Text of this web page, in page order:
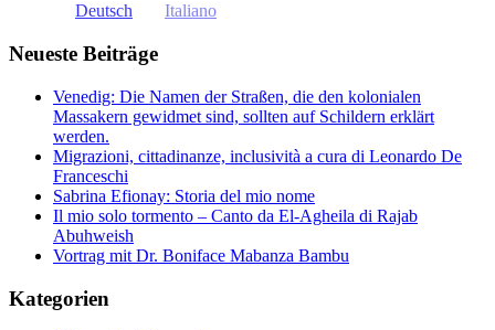
Deutsch Italiano
Neueste Beiträge
Venedig: Die Namen der Straßen, die den kolonialen
Massakern gewidmet sind, sollten auf Schildern erklärt
werden.
Migrazioni, cittadinanze, inclusività a cura di Leonardo De
Franceschi
Sabrina Efionay: Storia del mio nome
Il mio solo tormento – Canto da El-Agheila di Rajab
Abuhweish
Vortrag mit Dr. Boniface Mabanza Bambu
Kategorien